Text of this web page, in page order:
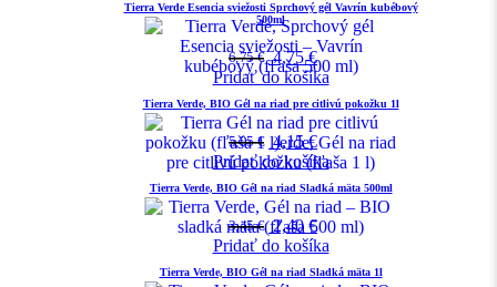
Tierra Verde Esencia sviežosti Sprchový gél Vavrín kubébový
500ml
6,75€ 4,75€
Pridať do košíka
Tierra Verde, BIO Gél na riad pre citlivú pokožku 1l
5,95€ 4,15€
Pridať do košíka
Tierra Verde, BIO Gél na riad Sladká mäta 500ml
3,45€ 2,40 €
Pridať do košíka
Tierra Verde, BIO Gél na riad Sladká mäta 1l